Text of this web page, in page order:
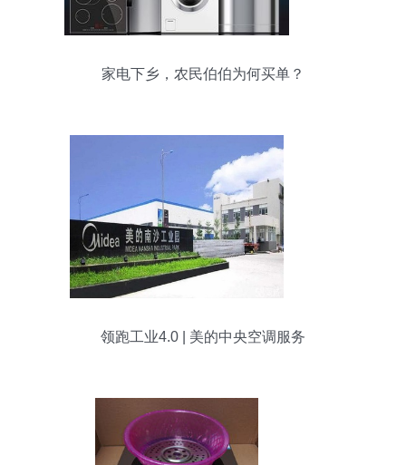
家电下乡，农民伯伯为何买单？
领跑工业4.0 | 美的中央空调服务